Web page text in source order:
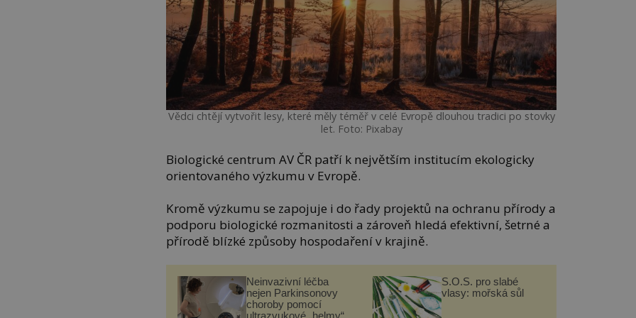
Vědci chtějí vytvořit lesy, které měly téměř v celé Evropě dlouhou tradici po stovky
let. Foto: Pixabay
Biologické centrum AV ČR patří k největším institucím ekologicky
orientovaného výzkumu v Evropě.
Kromě výzkumu se zapojuje i do řady projektů na ochranu přírody a
podporu biologické rozmanitosti a zároveň hledá efektivní, šetrné a
přírodě blízké způsoby hospodaření v krajině.
Neinvazivní léčba
nejen Parkinsonovy
choroby pomocí
ultrazvukové „helmy“
S.O.S. pro slabé
vlasy: mořská sůl